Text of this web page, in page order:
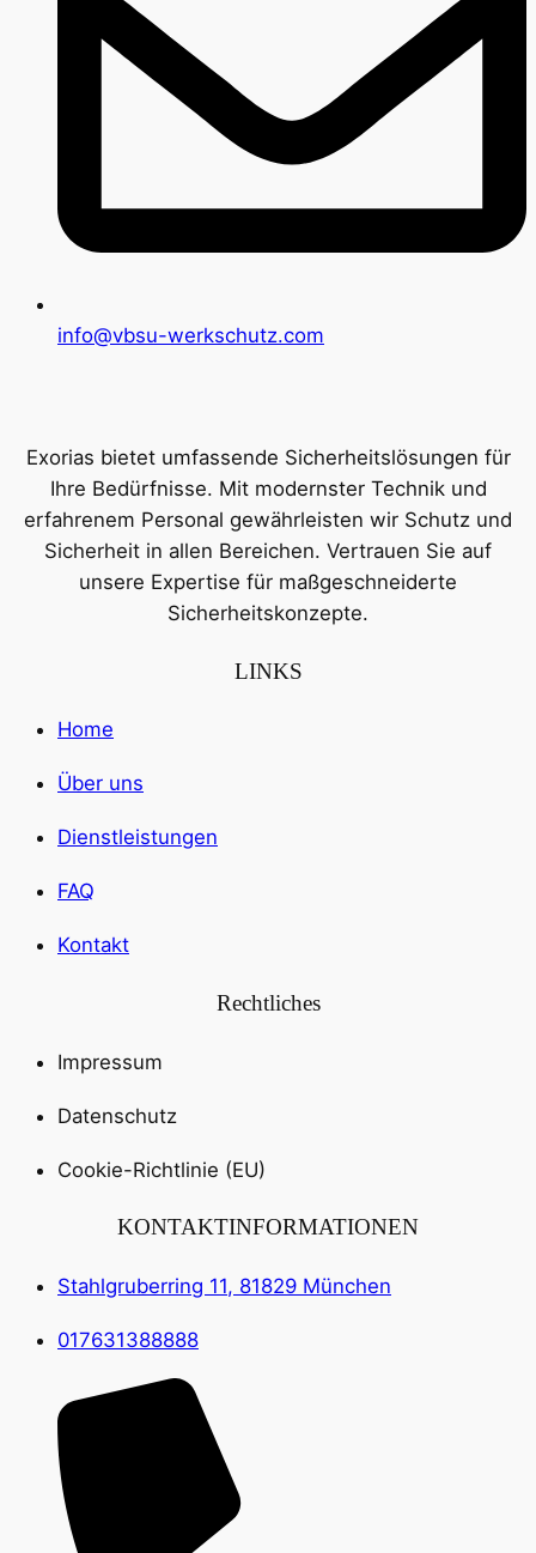
info@vbsu-werkschutz.com
Exorias bietet umfassende Sicherheitslösungen für
Ihre Bedürfnisse. Mit modernster Technik und
erfahrenem Personal gewährleisten wir Schutz und
Sicherheit in allen Bereichen. Vertrauen Sie auf
unsere Expertise für maßgeschneiderte
Sicherheitskonzepte.
LINKS
Home
Über uns
Dienstleistungen
FAQ
Kontakt
Rechtliches
Impressum
Datenschutz
Cookie-Richtlinie (EU)
KONTAKTINFORMATIONEN
Stahlgruberring 11, 81829 München
017631388888